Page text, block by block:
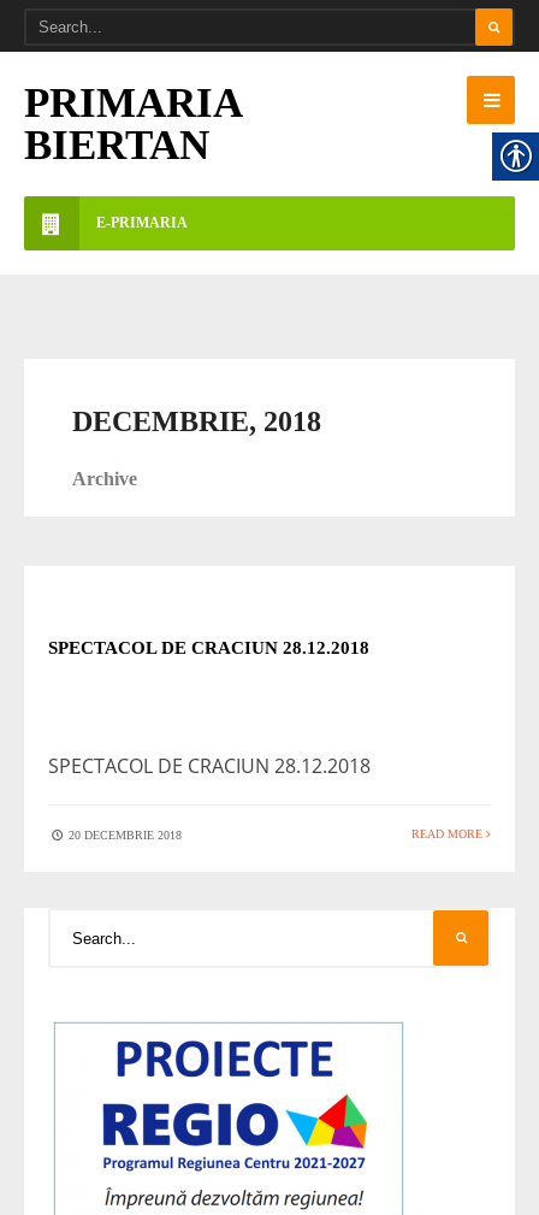
PRIMARIA
BIERTAN
E-PRIMARIA
DECEMBRIE, 2018
Archive
SPECTACOL DE CRACIUN 28.12.2018
SPECTACOL DE CRACIUN 28.12.2018
20 DECEMBRIE 2018 READ MORE